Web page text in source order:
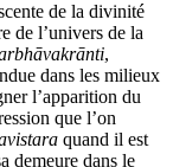
de la divinité
de l’univers de la
,
dans les milieux
l’apparition du
que l’on
quand il est
demeure dans le